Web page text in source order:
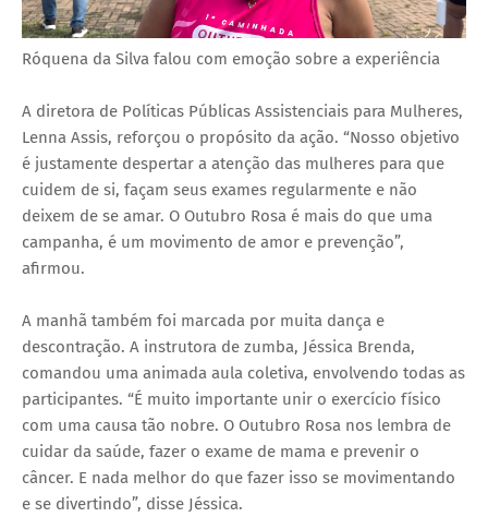
Róquena da Silva falou com emoção sobre a experiência
A diretora de Políticas Públicas Assistenciais para Mulheres,
Lenna Assis, reforçou o propósito da ação. “Nosso objetivo
é justamente despertar a atenção das mulheres para que
cuidem de si, façam seus exames regularmente e não
deixem de se amar. O Outubro Rosa é mais do que uma
campanha, é um movimento de amor e prevenção”,
afirmou.
A manhã também foi marcada por muita dança e
descontração. A instrutora de zumba, Jéssica Brenda,
comandou uma animada aula coletiva, envolvendo todas as
participantes. “É muito importante unir o exercício físico
com uma causa tão nobre. O Outubro Rosa nos lembra de
cuidar da saúde, fazer o exame de mama e prevenir o
câncer. E nada melhor do que fazer isso se movimentando
e se divertindo”, disse Jéssica.